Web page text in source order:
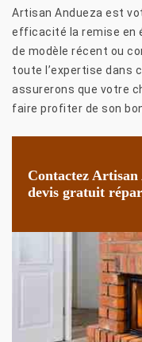
Artisan Andueza est
efficacité la remise en
de modèle récent ou
toute l’expertise dans
assurerons que votre
faire profiter de son
Contactez
devis gratuit